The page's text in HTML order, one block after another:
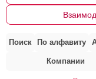
Поиск По алфавиту
Компании